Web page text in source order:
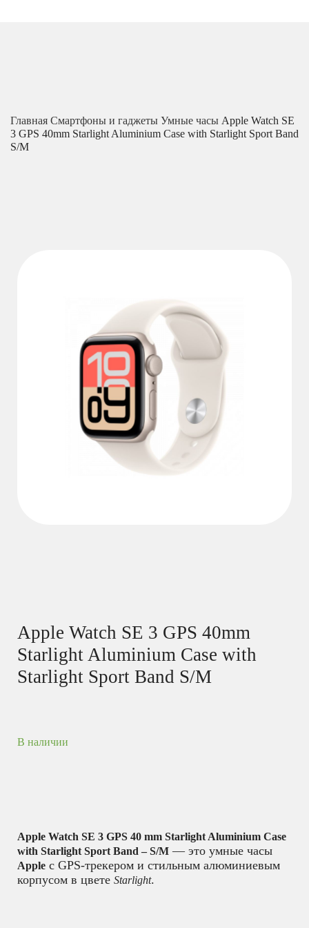
Главная Смартфоны и гаджеты Умные часы Apple Watch SE
3 GPS 40mm Starlight Aluminium Case with Starlight Sport Band
S/M
Apple Watch SE 3 GPS 40mm
Starlight Aluminium Case with
Starlight Sport Band S/M
В наличии
Apple Watch SE 3 GPS 40 mm Starlight Aluminium Case
with Starlight Sport Band – S/M — это умные часы
Apple с GPS-трекером и стильным алюминиевым
корпусом в цвете Starlight.